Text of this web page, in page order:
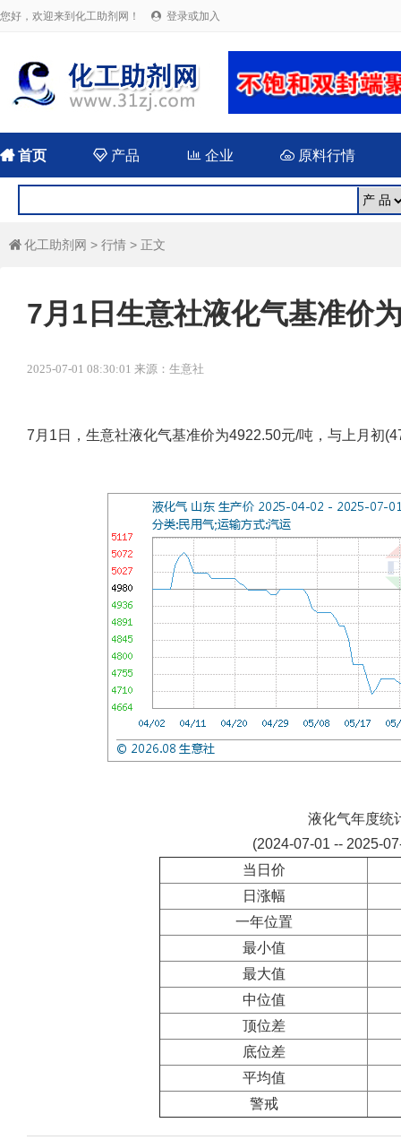
您好，欢迎来到化工助剂网！  登录或加入
首页  产品 企业 原料行情
 化工助剂网 > 行情 > 正文
7月1日生意社液化气基准价
2025-07-01 08:30:01 来源：生意社
7月1日，生意社液化气基准价为4922.50元/吨，与上月初
液化气年度统
(2024-07-01 -- 2025-
当日价
日涨幅
一年位置
最小值
最大值
中位值
顶位差
底位差
平均值
警戒